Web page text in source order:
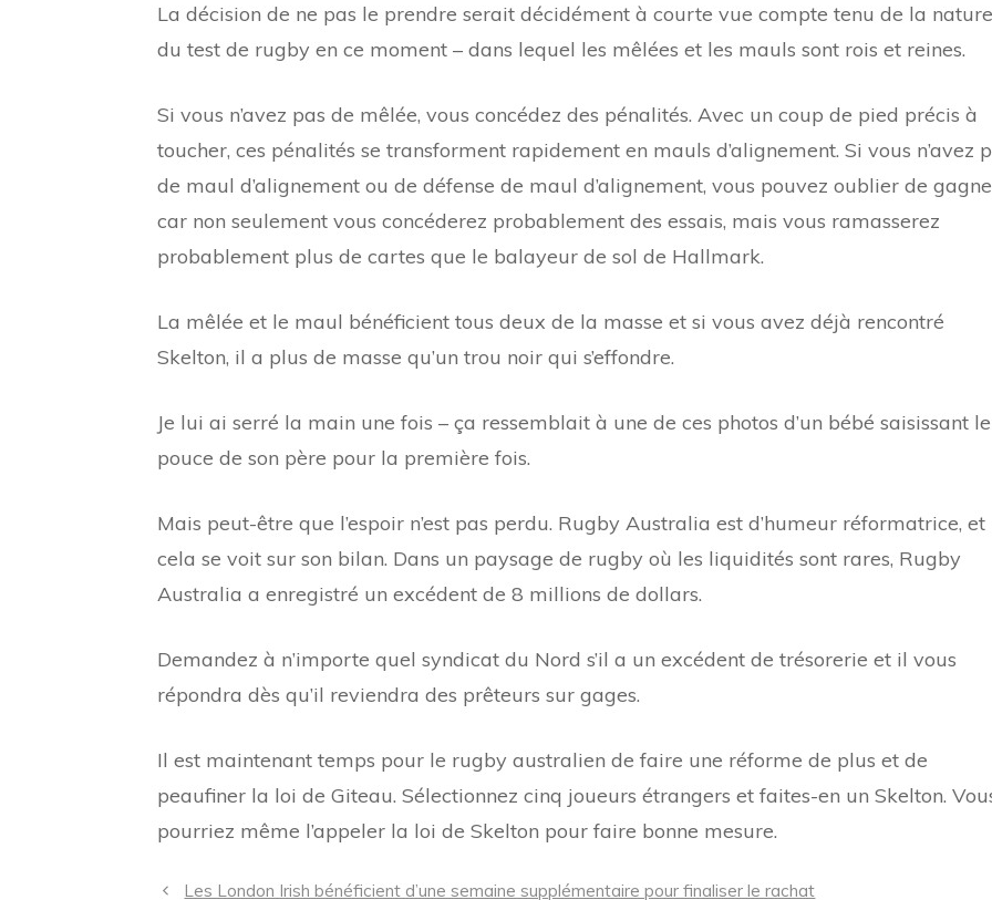
La décision de ne pas le prendre serait décidément à courte vue compte tenu de la nature
du test de rugby en ce moment – ​​dans lequel les mêlées et les mauls sont rois et reines.
Si vous n’avez pas de mêlée, vous concédez des pénalités. Avec un coup de pied précis à
toucher, ces pénalités se transforment rapidement en mauls d’alignement. Si vous n’avez
de maul d’alignement ou de défense de maul d’alignement, vous pouvez oublier de
car non seulement vous concéderez probablement des essais, mais vous ramasserez
probablement plus de cartes que le balayeur de sol de Hallmark.
La mêlée et le maul bénéficient tous deux de la masse et si vous avez déjà rencontré
Skelton, il a plus de masse qu’un trou noir qui s’effondre.
Je lui ai serré la main une fois – ça ressemblait à une de ces photos d’un bébé saisissant le
pouce de son père pour la première fois.
Mais peut-être que l’espoir n’est pas perdu. Rugby Australia est d’humeur réformatrice, et
cela se voit sur son bilan. Dans un paysage de rugby où les liquidités sont rares, Rugby
Australia a enregistré un excédent de 8 millions de dollars.
Demandez à n’importe quel syndicat du Nord s’il a un excédent de trésorerie et il vous
répondra dès qu’il reviendra des prêteurs sur gages.
Il est maintenant temps pour le rugby australien de faire une réforme de plus et de
peaufiner la loi de Giteau. Sélectionnez cinq joueurs étrangers et faites-en un Skelton.
pourriez même l’appeler la loi de Skelton pour faire bonne mesure.
Navigation
Les London Irish bénéficient d’une semaine supplémentaire pour finaliser le rachat